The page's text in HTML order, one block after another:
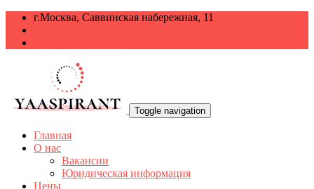
г.Москва, Саввинская набережная, 11
Toggle navigation
Главная
О нас
Вакансии
Юридическая информация
Цены